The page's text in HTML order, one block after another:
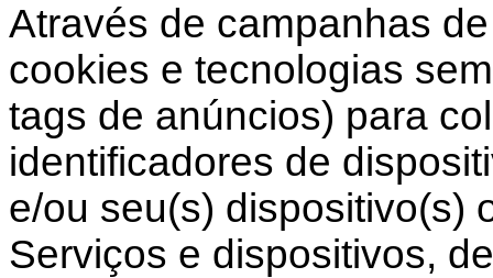
Através de campanhas
cookies e tecnologias
tags de anúncios) para
identificadores de
e/ou seu(s) dispositivo(s)
Serviços e dispositivos,